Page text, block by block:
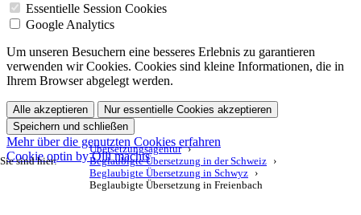
Sie sind hier:
Übersetzungsagentur
Beglaubigte Übersetzung in der Schweiz
Beglaubigte Übersetzung in Schwyz
Beglaubigte Übersetzung in Freienbach
Essentielle Session Cookies
Google Analytics
Um unseren Besuchern eine besseres Erlebnis zu garantieren
verwenden wir Cookies. Cookies sind kleine Informationen, die in
Ihrem Browser abgelegt werden.
Alle akzeptieren
Nur essentielle Cookies akzeptieren
Speichern und schließen
Mehr über die genutzten Cookies erfahren
Cookie optin by Olli machts